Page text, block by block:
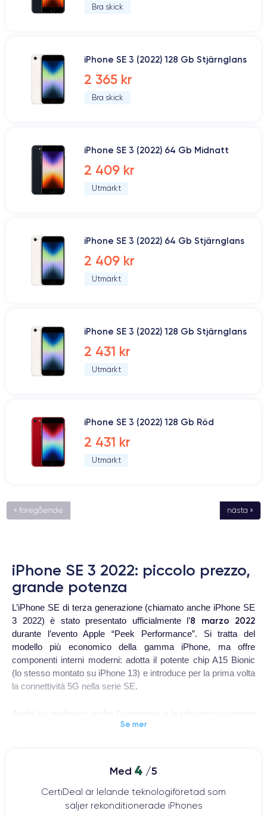
Bra skick
iPhone SE 3 (2022) 128 Gb Stjärnglans
2 365 kr
Bra skick
iPhone SE 3 (2022) 64 Gb Midnatt
2 409 kr
Utmärkt
iPhone SE 3 (2022) 64 Gb Stjärnglans
2 409 kr
Utmärkt
iPhone SE 3 (2022) 128 Gb Stjärnglans
2 431 kr
Utmärkt
iPhone SE 3 (2022) 128 Gb Röd
2 431 kr
Utmärkt
« föregående nästa »
iPhone SE 3 2022: piccolo prezzo,
grande potenza
L’iPhone SE di terza generazione (chiamato anche iPhone SE
3 2022) è stato presentato ufficialmente l’8 marzo 2022
durante l’evento Apple “Peek Performance”. Si tratta del
modello più economico della gamma iPhone, ma offre
componenti interni moderni: adotta il potente chip A15 Bionic
(lo stesso montato su iPhone 13) e introduce per la prima volta
la connettività 5G nella serie SE.
al passato, pur mantenendo il design iconico derivato da
come Smart HDR 4, Deep Fusion e Stili Fotografici, rese
possibili proprio dal chip di ultima generazione.
L’iPhone SE 3 è stato reso disponibile al preordine l’11 marzo
Se mer
Med 4 /5
CertiDeal är lelande teknologiföretad som
säljer rekonditionerade iPhones